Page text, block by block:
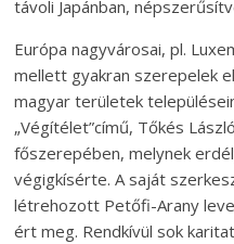
távoli Japánban,
Európa nagyvárosai, pl.
mellett gyakran szerepelek
magyar területek
„Végítélet”című, Tőkés
főszerepében, melynek
végigkísérte. A saját
létrehozott Petőfi-Arany
ért meg. Rendkívül sok